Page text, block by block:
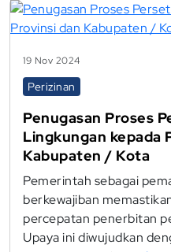
19 Nov 2024
Perizinan
Penugasan Proses
Lingkungan kepada
Kabupaten / Kota
Pemerintah sebagai
berkewajiban
percepatan penerbitan
Upaya ini diwujudkan